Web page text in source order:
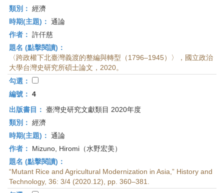
類別： 經濟
時期(主題)： 通論
作者： 許仟慈
題名 (點擊閱讀)：
〈跨政權下北臺灣義渡的整編與轉型（1796–1945）〉，國立政治
大學台灣史研究所碩士論文，2020。
勾選：
編號： 4
出版書目： 臺灣史研究文獻類目 2020年度
類別： 經濟
時期(主題)： 通論
作者：
Mizuno, Hiromi（水野宏美）
題名 (點擊閱讀)：
“Mutant Rice and Agricultural Modernization in Asia,” History and
Technology, 36: 3/4 (2020.12), pp. 360–381.